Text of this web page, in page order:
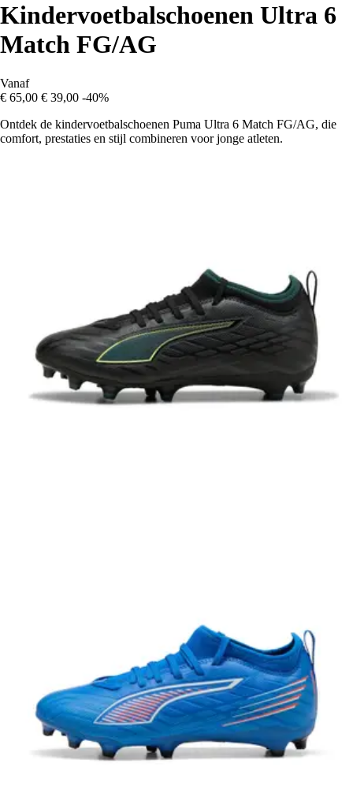
Kindervoetbalschoenen Ultra 6
Match FG/AG
Vanaf
€ 65,00 € 39,00 -40%
Ontdek de kindervoetbalschoenen Puma Ultra 6 Match FG/AG, die
comfort, prestaties en stijl combineren voor jonge atleten.